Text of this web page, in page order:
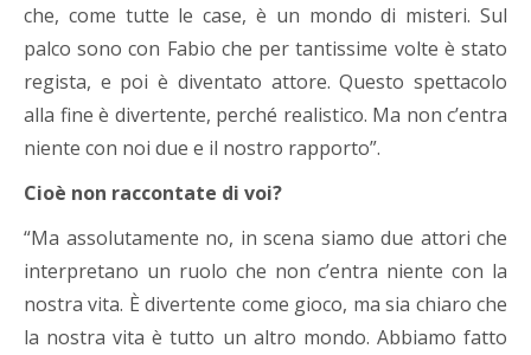
che, come tutte le case, è un mondo di misteri. Sul
palco sono con Fabio che per tantissime volte è stato
regista, e poi è diventato attore. Questo spettacolo
alla fine è divertente, perché realistico. Ma non c’entra
niente con noi due e il nostro rapporto”.
Cioè non raccontate di voi?
“Ma assolutamente no, in scena siamo due attori che
interpretano un ruolo che non c’entra niente con la
nostra vita. È divertente come gioco, ma sia chiaro che
la nostra vita è tutto un altro mondo. Abbiamo fatto